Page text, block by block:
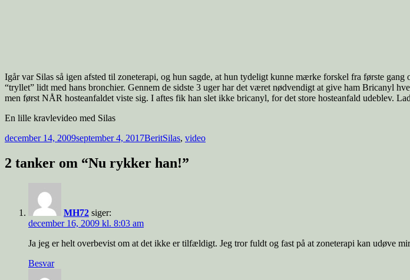
Igår var Silas så igen afsted til zoneterapi, og hun sagde, at hun tydeligt kunne mærke forskel fra første
“tryllet” lidt med hans bronchier. Gennem de sidste 3 uger har det været nødvendigt at give ham Bricanyl
men først NÅR hosteanfaldet viste sig. I aftes fik han slet ikke bricanyl, for det store hosteanfald udeblev.
En lille kravlevideo med Silas
Udgivet
december 14, 2009september 4, 2017Forfatter
BeritTags
Silas, video
2 tanker om “Nu rykker han!”
MH72 siger:
december 16, 2009 kl. 8:03 am
Ja jeg er helt overbevist om at det ikke er tilfældigt. Jeg tror fuldt og fast på at zoneterapi kan udøve
Besvar